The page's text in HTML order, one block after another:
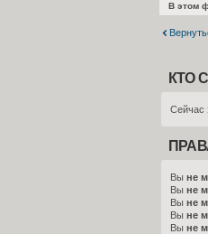
В этом
КТО
Сейчас
Вы не
Вы не
Вы не
Вы не
Вы не